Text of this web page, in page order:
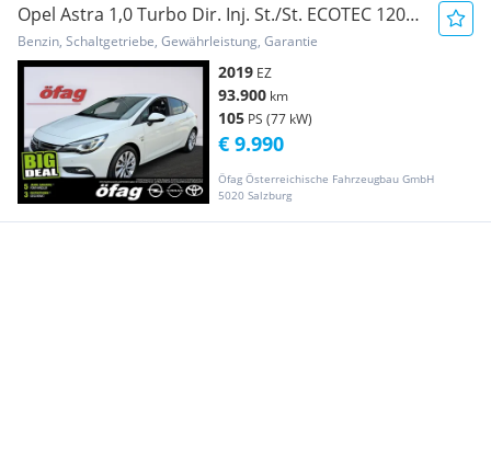
Opel Astra 1,0 Turbo Dir. Inj. St./St. ECOTEC 120
Ja...
Benzin, Schaltgetriebe, Gewährleistung, Garantie
2019 EZ
93.900 km
105 PS (77 kW)
Öfag Österreichische Fahrzeugbau GmbH
5020 Salzburg
€ 9.990